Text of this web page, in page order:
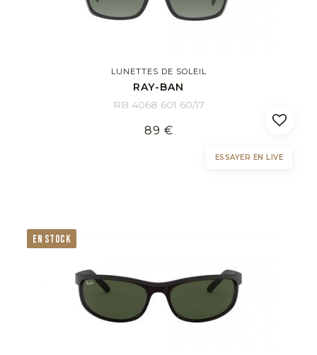
LUNETTES DE SOLEIL
RAY-BAN
RB 4068 601 60/17
89 €
ESSAYER EN LIVE
EN STOCK